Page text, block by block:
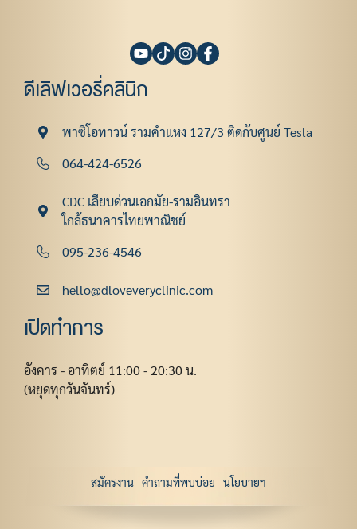
ดีเลิฟเวอรี่คลินิก
พาซิโอทาวน์ รามคําแหง 127/3 ติดกับศูนย์ Tesla
064-424-6526
CDC เลียบด่วนเอกมัย-รามอินทรา
ใกล้ธนาคารไทยพาณิชย์
095-236-4546
hello@dloveveryclinic.com
เปิดทำการ
อังคาร - อาทิตย์ 11:00 - 20:30 น.
(หยุดทุกวันจันทร์)
สมัครงาน คำถามที่พบบ่อย นโยบายฯ